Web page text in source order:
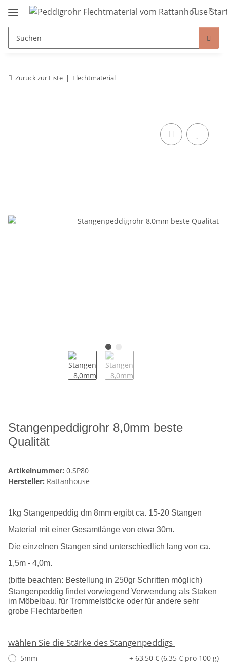
Zurück zur Liste Flechtmaterial
Stangenpeddigrohr 8,0mm beste
Qualität
Artikelnummer: 0.SP80
Hersteller: Rattanhouse
1kg Stangenpeddig dm 8mm ergibt ca. 15-20 Stangen
Material mit einer Gesamtlänge von etwa 30m.
Die einzelnen Stangen sind unterschiedlich lang von ca.
1,5m - 4,0m.
(bitte beachten: Bestellung in 250gr Schritten möglich)
Stangenpeddig findet vorwiegend Verwendung als Staken
im Möbelbau, für Trommelstöcke oder für andere sehr
grobe Flechtarbeiten
wählen Sie die Stärke des Stangenpeddigs
5mm
+ 63,50 € (6,35 € pro 100 g)